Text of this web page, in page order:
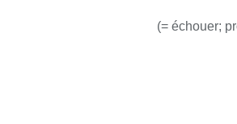
(= échouer;